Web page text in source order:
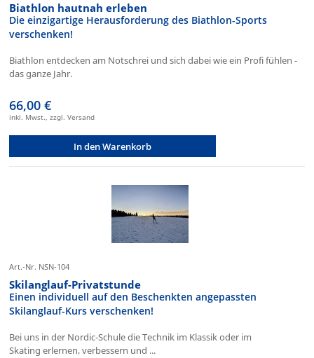
Biathlon hautnah erleben
Die einzigartige Herausforderung des Biathlon-Sports
verschenken!
Biathlon entdecken am Notschrei und sich dabei wie ein Profi fühlen -
das ganze Jahr.
66,00 €
inkl. Mwst., zzgl. Versand
In den Warenkorb
Art.-Nr. NSN-104
Skilanglauf-Privatstunde
Einen individuell auf den Beschenkten angepassten
Skilanglauf-Kurs verschenken!
Bei uns in der Nordic-Schule die Technik im Klassik oder im
Skating erlernen, verbessern und ...